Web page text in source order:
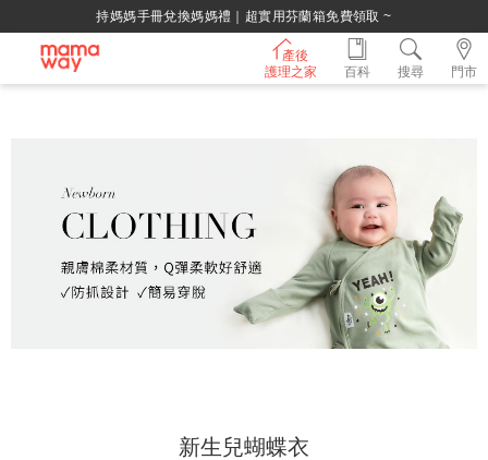
持媽媽手冊兌換媽媽禮｜超實用芬蘭箱免費領取 ~
產後
護理之家
門市
百科 搜尋
新生兒蝴蝶衣